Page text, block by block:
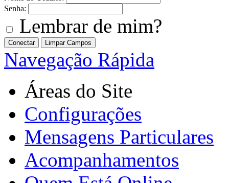
Senha:
Lembrar de mim?
Navegação Rápida
Áreas do Site
Configurações
Mensagens Particulares
Acompanhamentos